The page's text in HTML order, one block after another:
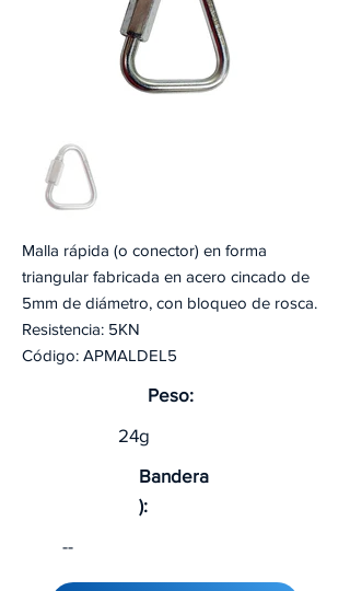
Malla rápida (o conector) en forma
triangular fabricada en acero cincado de
5mm de diámetro, con bloqueo de rosca.
Resistencia: 5KN
Código: APMALDEL5
Peso:
24g
Bandera
):
--